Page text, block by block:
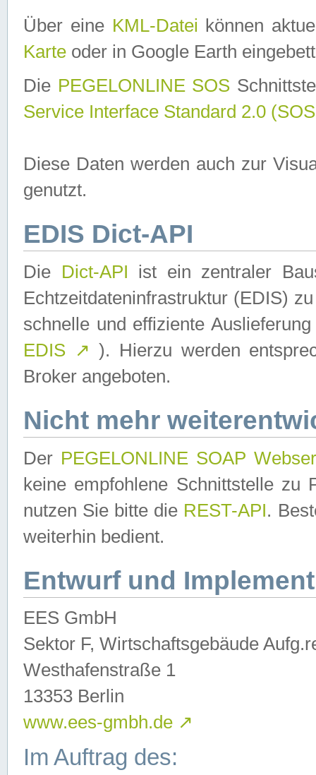
Über eine KML-Datei können
Karte oder in Google Earth
Die PEGELONLINE SOS
Service Interface Standard 2.0
Diese Daten werden auch zur
genutzt.
EDIS Dict-API
Die Dict-API ist ein zentraler
Echtzeitdateninfrastruktur (EDIS)
schnelle und effiziente
EDIS ↗ ). Hierzu werden
Broker angeboten.
Nicht mehr
Der PEGELONLINE SOAP
keine empfohlene Schnittstelle zu
nutzen Sie bitte die REST-API.
weiterhin bedient.
Entwurf und
EES GmbH
Sektor F, Wirtschaftsgebäude
Westhafenstraße 1
13353 Berlin
www.ees-gmbh.de ↗
Im Auftrag des: